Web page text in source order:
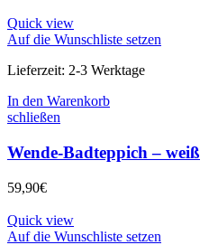
Quick view
Auf die Wunschliste setzen
Lieferzeit: 2-3 Werktage
In den Warenkorb
schließen
Wende-Badteppich – weiß
59,90€
Quick view
Auf die Wunschliste setzen